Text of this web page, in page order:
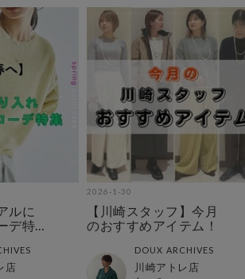
ルに
デ特
店
2026-1-30
【川崎スタッフ】今月
のおすすめアイテム！
DOUX ARCHIVES
川崎アトレ店